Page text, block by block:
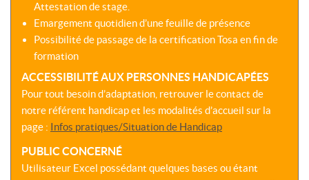
Attestation de stage.
Emargement quotidien d’une feuille de présence
Possibilité de passage de la certification Tosa en fin de
formation
ACCESSIBILITÉ AUX PERSONNES HANDICAPÉES
Pour tout besoin d’adaptation, retrouver le contact de
notre référent handicap et les modalités d’accueil sur la
page : Infos pratiques/Situation de Handicap
PUBLIC CONCERNÉ
Utilisateur Excel possédant quelques bases ou étant